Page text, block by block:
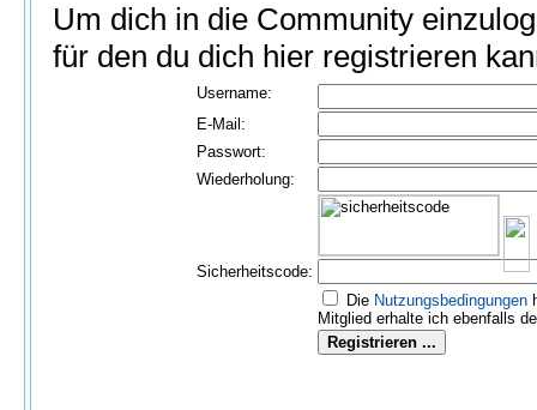
Um dich in die Community
für den du dich hier registrieren
Username:
E-Mail:
Passwort:
Wiederholung:
Sicherheitscode:
Die Nutzungs­bedingungen
Mitglied erhalte ich ebenfalls